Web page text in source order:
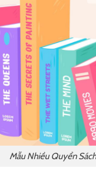
Mẫu Nhiều Quyển Sách